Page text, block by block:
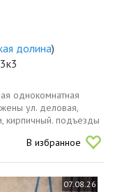
долина)
однокомнатная
ул. деловая,
кирпичный. подъезды
в квартире
В избранное
07.08.26